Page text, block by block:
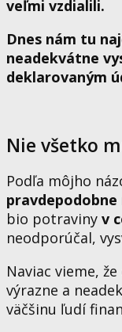
veľmi vzdialili.
Dnes nám tu
neadekvátne
deklarovaným
Nie všetko
Podľa môjho
bio potraviny v
neodporúčal,
Naviac vieme,
výrazne a
väčšinu ľudí